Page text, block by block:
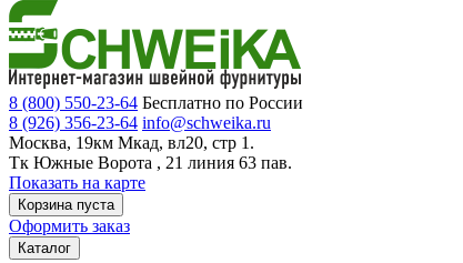
8 (800) 550-23-64 Бесплатно по России
8 (926) 356-23-64 info@schweika.ru
Москва, 19км Мкад, вл20, стр 1.
Тк Южные Ворота , 21 линия 63 пав.
Показать на карте
Корзина пуста
Оформить заказ
Каталог